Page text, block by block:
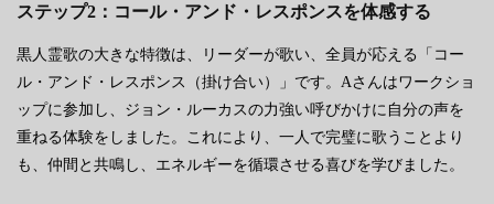
ステップ2：コール・アンド・レスポンスを体感する
黒人霊歌の大きな特徴は、リーダーが歌い、全員が応える「コー
ル・アンド・レスポンス（掛け合い）」です。Aさんはワークショ
ップに参加し、ジョン・ルーカスの力強い呼びかけに自分の声を
重ねる体験をしました。これにより、一人で完璧に歌うことより
も、仲間と共鳴し、エネルギーを循環させる喜びを学びました。